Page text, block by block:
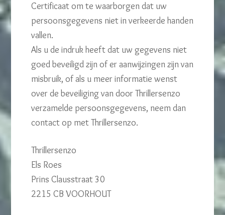
Certificaat om te waarborgen dat uw
persoonsgegevens niet in verkeerde handen
vallen.
Als u de indruk heeft dat uw gegevens niet
goed beveiligd zijn of er aanwijzingen zijn van
misbruik, of als u meer informatie wenst
over de beveiliging van door Thrillersenzo
verzamelde persoonsgegevens, neem dan
contact op met Thrillersenzo.
Thrillersenzo
Els Roes
Prins Clausstraat 30
2215 CB VOORHOUT